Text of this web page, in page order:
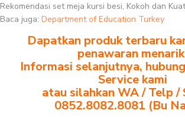
Rekomendasi set meja kursi besi, Kokoh dan
Baca juga: Department of Education Turkey
Dapatkan produk terbaru
penawaran
Informasi selanjutnya,
Service kami
atau silahkan WA / Telp /
0852.8082.8081 (Bu